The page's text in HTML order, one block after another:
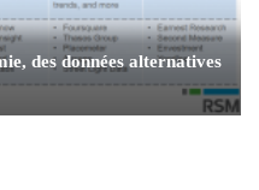
des données alternatives